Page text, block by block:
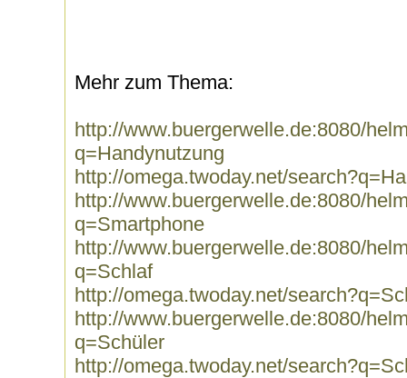
Mehr zum Thema:
http://www.buergerwelle.de:8080/
q=Handynutzung
http://omega.twoday.net/
http://www.buergerwelle.de:8080/
q=Smartphone
http://www.buergerwelle.de:8080/
q=Schlaf
http://omega.twoday.net/
http://www.buergerwelle.de:8080/
q=Schüler
http://omega.twoday.net/